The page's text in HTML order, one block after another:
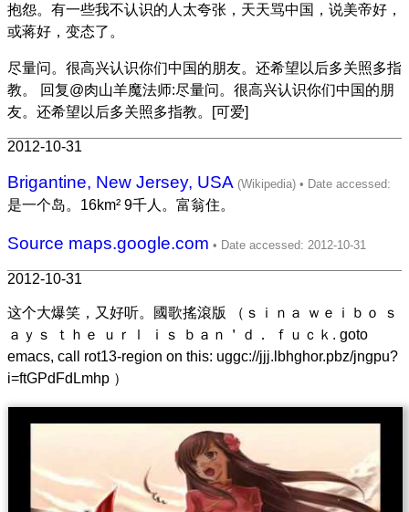
抱怨。有一些我不认识的人太夸张，天天骂中国，说美帝好，
或蒋好，变态了。
尽量问。很高兴认识你们中国的朋友。还希望以后多关照多指
教。 回复@肉山羊魔法师:尽量问。很高兴认识你们中国的朋
友。还希望以后多关照多指教。[可爱]
2012-10-31
Brigantine, New Jersey, USA
是一个岛。16km² 9千人。富翁住。
Source maps.google.com
2012-10-31
这个大爆笑，又好听。國歌搖滾版 （ｓｉｎａ ｗｅｉｂｏ ｓ
ａｙｓ ｔｈｅ ｕｒｌ ｉｓ ｂａｎ＇ｄ． ｆｕｃｋ. goto
emacs, call rot13-region on this: uggc://jjj.lbhghor.pbz/jngpu?
i=ftGPdFdLmhp ）